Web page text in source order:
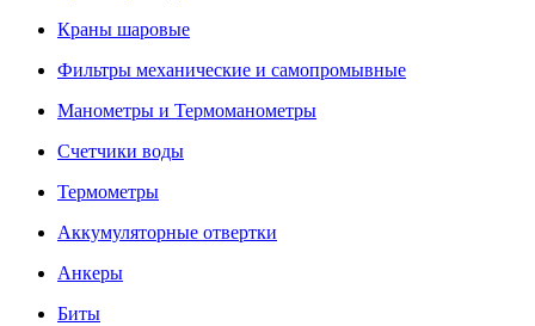
Краны шаровые
Фильтры механические и самопромывные
Манометры и Термоманометры
Счетчики воды
Термометры
Аккумуляторные отвертки
Анкеры
Биты